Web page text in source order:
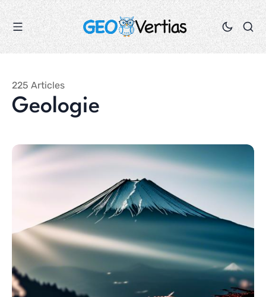
Geologie
225 Articles